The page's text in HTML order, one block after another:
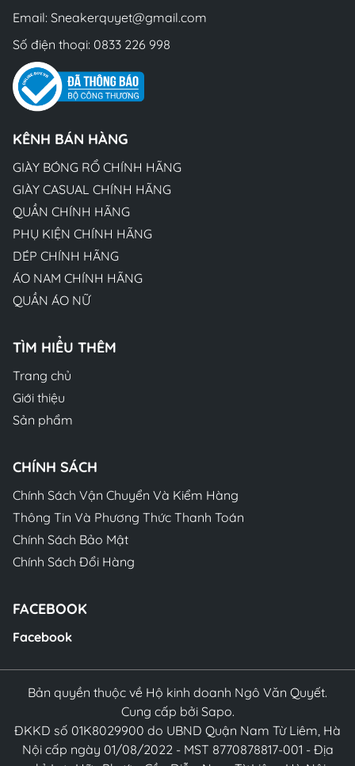
Email: Sneakerquyet@gmail.com
Số điện thoại: 0833 226 998
KÊNH BÁN HÀNG
GIÀY BÓNG RỔ CHÍNH HÃNG
GIÀY CASUAL CHÍNH HÃNG
QUẦN CHÍNH HÃNG
PHỤ KIỆN CHÍNH HÃNG
DÉP CHÍNH HÃNG
ÁO NAM CHÍNH HÃNG
QUẦN ÁO NỮ
TÌM HIỂU THÊM
Trang chủ
Giới thiệu
Sản phẩm
CHÍNH SÁCH
Chính Sách Vận Chuyển Và Kiểm Hàng
Thông Tin Và Phương Thức Thanh Toán
Chính Sách Bảo Mật
Chính Sách Đổi Hàng
FACEBOOK
Facebook
Bản quyền thuộc về Hộ kinh doanh Ngô Văn Quyết.
Cung cấp bởi Sapo.
ĐKKD số 01K8029900 do UBND Quận Nam Từ Liêm, Hà
Nội cấp ngày 01/08/2022 - MST 8770878817-001 - Địa